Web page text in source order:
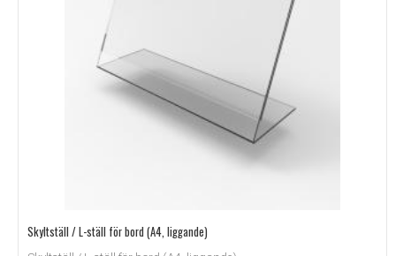
Skyltställ / L-ställ för bord (A4, liggande)